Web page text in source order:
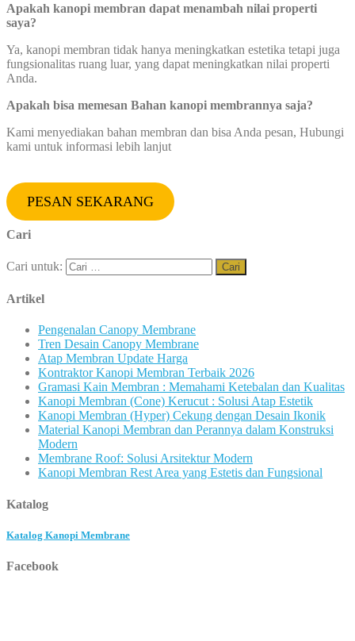
Apakah kanopi membran dapat menambah nilai properti
saya?
Ya, kanopi membran tidak hanya meningkatkan estetika tetapi juga
fungsionalitas ruang luar, yang dapat meningkatkan nilai properti
Anda.
Apakah bisa memesan Bahan kanopi membrannya saja?
Kami menyediakan bahan membran dan bisa Anda pesan, Hubungi
kami untuk informasi lebih lanjut
PESAN SEKARANG
Cari
Cari untuk:
Artikel
Pengenalan Canopy Membrane
Tren Desain Canopy Membrane
Atap Membran Update Harga
Kontraktor Kanopi Membran Terbaik 2026
Gramasi Kain Membran : Memahami Ketebalan dan Kualitas
Kanopi Membran (Cone) Kerucut : Solusi Atap Estetik
Kanopi Membran (Hyper) Cekung dengan Desain Ikonik
Material Kanopi Membran dan Perannya dalam Konstruksi
Modern
Membrane Roof: Solusi Arsitektur Modern
Kanopi Membran Rest Area yang Estetis dan Fungsional
Katalog
Katalog Kanopi Membrane
Facebook